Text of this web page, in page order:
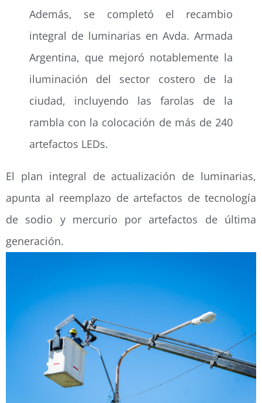
Además, se completó el recambio
integral de luminarias en Avda. Armada
Argentina, que mejoró notablemente la
iluminación del sector costero de la
ciudad, incluyendo las farolas de la
rambla con la colocación de más de 240
artefactos LEDs.
El plan integral de actualización de luminarias,
apunta al reemplazo de artefactos de tecnología
de sodio y mercurio por artefactos de última
generación.